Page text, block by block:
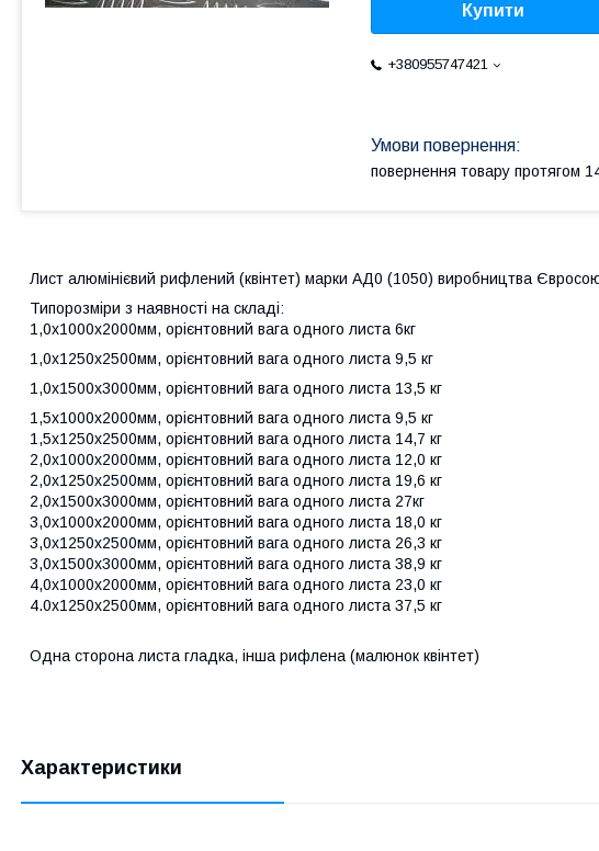
Купити
+380955747421
повернення товару протягом
Лист алюмінієвий рифлений (квінтет) марки АД0 (1050) виробництва
Типорозміри з наявності на складі:
1,0х1000х2000мм, орієнтовний вага одного листа 6кг
1,0х1250х2500мм, орієнтовний вага одного листа 9,5 кг
1,0х1500х3000мм, орієнтовний вага одного листа 13,5 кг
1,5х1000х2000мм, орієнтовний вага одного листа 9,5 кг
1,5х1250х2500мм, орієнтовний вага одного листа 14,7 кг
2,0х1000х2000мм, орієнтовний вага одного листа 12,0 кг
2,0х1250х2500мм, орієнтовний вага одного листа 19,6 кг
2,0х1500х3000мм, орієнтовний вага одного листа 27кг
3,0х1000х2000мм, орієнтовний вага одного листа 18,0 кг
3,0х1250х2500мм, орієнтовний вага одного листа 26,3 кг
3,0х1500х3000мм, орієнтовний вага одного листа 38,9 кг
4,0х1000х2000мм, орієнтовний вага одного листа 23,0 кг
4.0х1250х2500мм, орієнтовний вага одного листа 37,5 кг
Одна сторона листа гладка, інша рифлена (малюнок квінтет)
Характеристики